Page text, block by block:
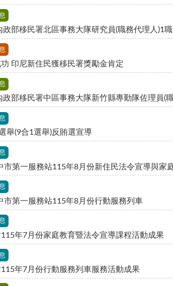
部移民署北區事務大隊研究員(職務代理人)1
印尼新住民獲移民署獎勵金肯定
部移民署中區事務大隊新竹縣專勤隊佐理員(
舉(9合1選舉)反賄選宣導
市第一服務站115年8月份新住民法令宣導與家
市第一服務站115年8月份行動服務列車
年7月份家庭教育暨法令宣導課程活動成果
年7月份行動服務列車服務活動成果